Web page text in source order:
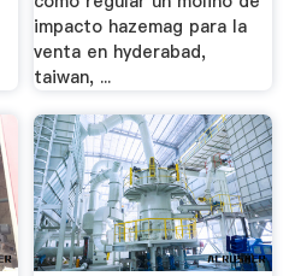
impacto hazemag para la
venta en hyderabad,
taiwan, ...